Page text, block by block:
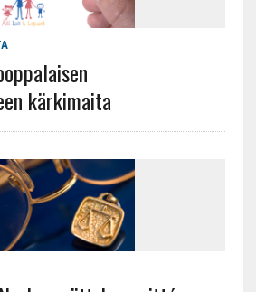
kärkimaita